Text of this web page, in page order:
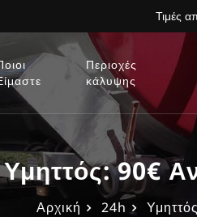
Τιμές
Περιοχές
κάλυψης
90€
Αρχική 24h Υμηττός